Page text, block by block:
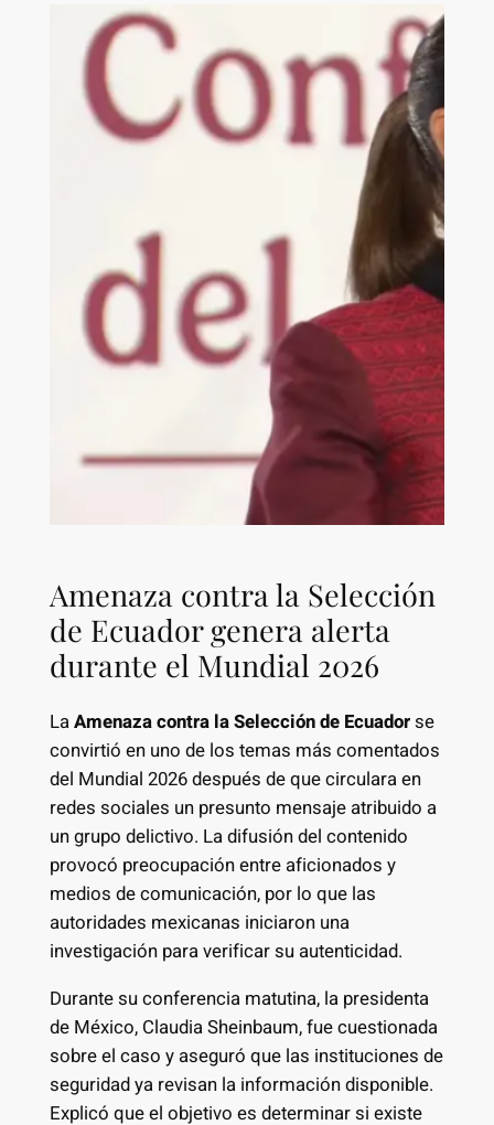
Amenaza contra la Selección
de Ecuador genera alerta
durante el Mundial 2026
LaAmenaza contra la Selección de Ecuadorse
convirtió en uno de los temas más comentados
del Mundial 2026 después de que circulara en
redes sociales un presunto mensaje atribuido a
un grupo delictivo. La difusión del contenido
provocó preocupación entre aficionados y
medios de comunicación, por lo que las
autoridades mexicanas iniciaron una
investigación para verificar su autenticidad.
Durante su conferencia matutina, la presidenta
de México, Claudia Sheinbaum, fue cuestionada
sobre el caso y aseguró que las instituciones de
seguridad ya revisan la información disponible.
Explicó que el objetivo es determinar si existe